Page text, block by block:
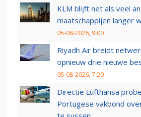
KLM blijft net als veel
maatschappijen langer
05-08-2026, 9:00
Riyadh Air breidt
opnieuw drie nieuwe
05-08-2026, 7:29
Directie Lufthansa
Portugese vakbond